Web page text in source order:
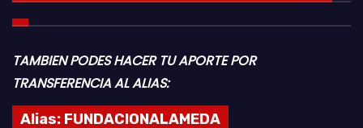
TAMBIEN PODES HACER TU APORTE POR
TRANSFERENCIA AL ALIAS:
Alias: FUNDACIONALAMEDA